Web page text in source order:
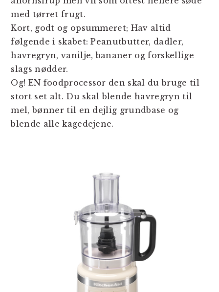
med tørret frugt.
Kort, godt og opsummeret; Hav altid
følgende i skabet: Peanutbutter, dadler,
havregryn, vanilje, bananer og forskellige
slags nødder.
Og! EN foodprocessor den skal du bruge til
stort set alt. Du skal blende havregryn til
mel, bønner til en dejlig grundbase og
blende alle kagedejene.